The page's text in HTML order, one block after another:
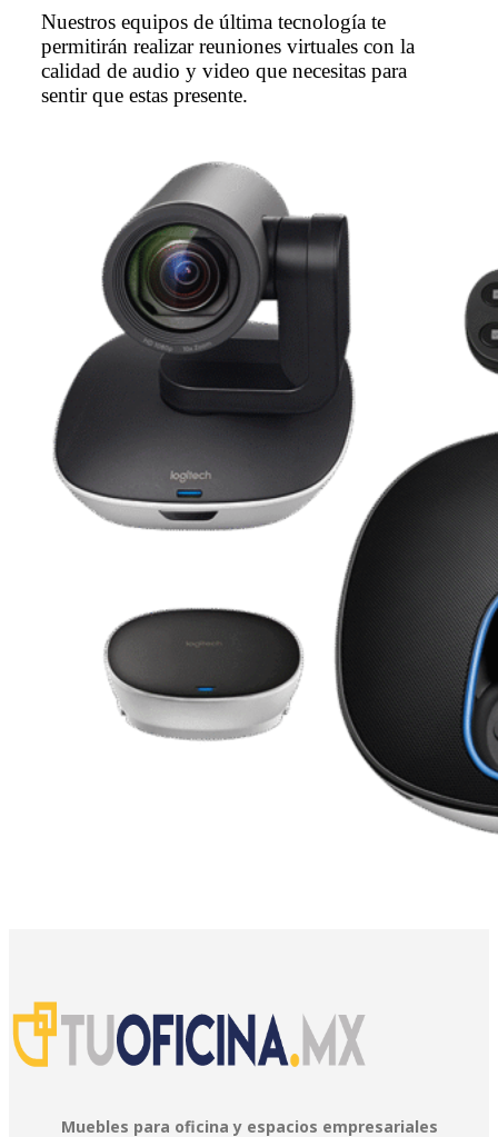
Nuestros equipos de última tecnología te
permitirán realizar reuniones virtuales con la
calidad de audio y video que necesitas para
sentir que estas presente.
Muebles para oficina y espacios empresariales